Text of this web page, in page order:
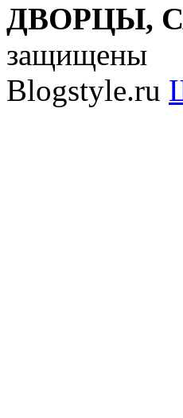
ДВОРЦЫ,
защищены
Blogstyle.ru